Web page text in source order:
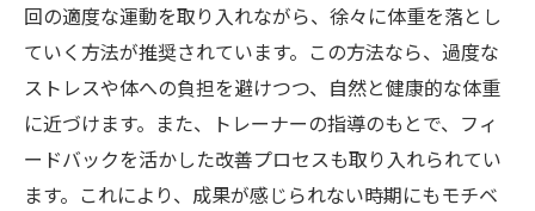
回の適度な運動を取り入れながら、徐々に体重を落とし
ていく方法が推奨されています。この方法なら、過度な
ストレスや体への負担を避けつつ、自然と健康的な体重
に近づけます。また、トレーナーの指導のもとで、フィ
ードバックを活かした改善プロセスも取り入れられてい
ます。これにより、成果が感じられない時期にもモチベ